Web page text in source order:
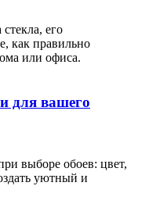
его
как правильно
или офиса.
для вашего
выборе обоев: цвет,
уютный и